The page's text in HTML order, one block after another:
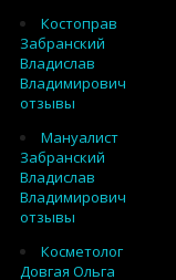
Костоправ
Забранский
Владислав
Владимирович
отзывы
Мануалист
Забранский
Владислав
Владимирович
отзывы
Косметолог
Довгая Ольга